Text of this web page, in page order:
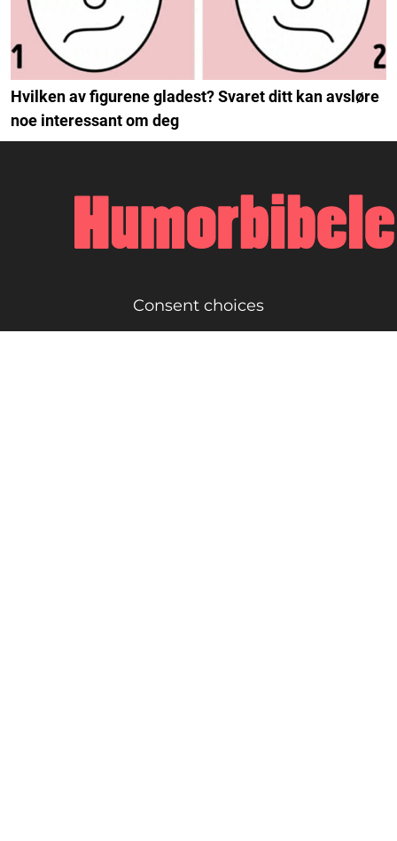
Hvilken av figurene gladest? Svaret ditt kan avsløre
noe interessant om deg
Consent choices